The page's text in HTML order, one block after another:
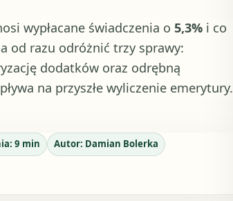
wypłacane świadczenia o 5,3% i co
od razu odróżnić trzy sprawy:
dodatków oraz odrębną
na przyszłe wyliczenie emerytury.
9 min Autor: Damian Bolerka